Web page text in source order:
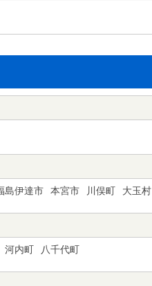
島伊達市 本宮市 川俣町 大玉村
河内町 八千代町